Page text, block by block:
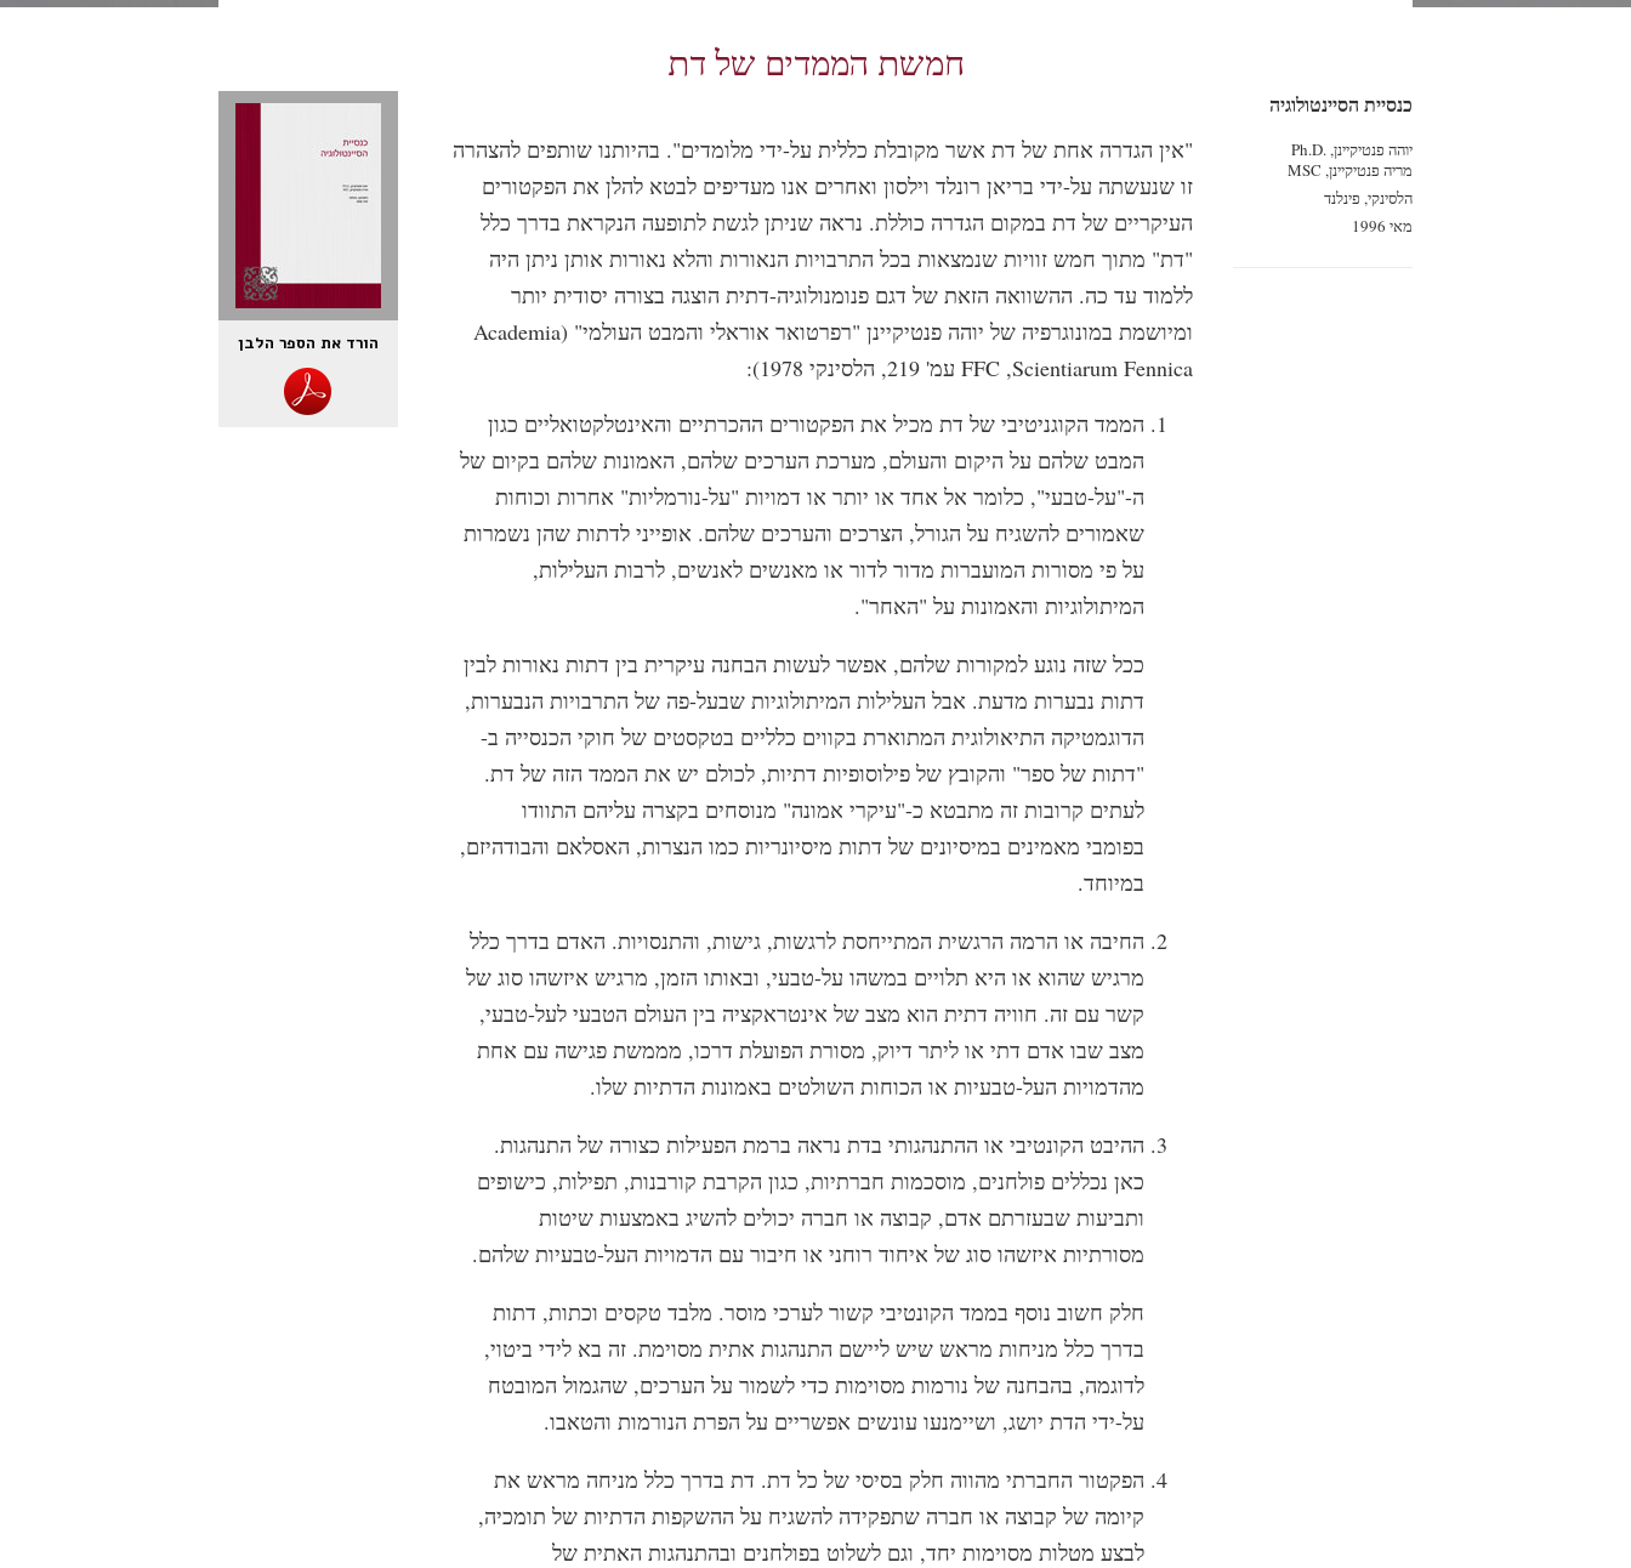
כנסיית הסיינטולוגיה
יוהה פנטיקיינן, Ph.D.‎
מריה פנטיקיינן, MSC
הלסינקי, פינלנד
מאי 1996
חמשת הממדים של דת
"אין הגדרה אחת של דת אשר מקובלת כללית על-ידי מלומדים". בהיותנו שותפים להצהרה
זו שנעשתה על-ידי בריאן רונלד וילסון ואחרים אנו מעדיפים לבטא להלן את הפקטורים
העיקריים של דת במקום הגדרה כוללת. נראה שניתן לגשת לתופעה הנקראת בדרך כלל
"דת" מתוך חמש זוויות שנמצאות בכל התרבויות הנאורות והלא נאורות אותן ניתן היה
ללמוד עד כה. ההשוואה הזאת של דגם פנומנולוגיה-דתית הוצגה בצורה יסודית יותר
ומיושמת במונוגרפיה של יוהה פנטיקיינן "רפרטואר אוראלי והמבט העולמי" (Academia
Scientiarum Fennica,‏ FFC עמ' 219, הלסינקי 1978):
1. הממד הקוגניטיבי של דת מכיל את הפקטורים ההכרתיים והאינטלקטואליים כגון
המבט שלהם על היקום והעולם, מערכת הערכים שלהם, האמונות שלהם בקיום של
ה-"על-טבעי", כלומר אל אחד או יותר או דמויות "על-נורמליות" אחרות וכוחות
שאמורים להשגיח על הגורל, הצרכים והערכים שלהם. אופייני לדתות שהן נשמרות
על פי מסורות המועברות מדור לדור או מאנשים לאנשים, לרבות העלילות,
המיתולוגיות והאמונות על "האחר".
ככל שזה נוגע למקורות שלהם, אפשר לעשות הבחנה עיקרית בין דתות נאורות לבין
דתות נבערות מדעת. אבל העלילות המיתולוגיות שבעל-פה של התרבויות הנבערות,
הדוגמטיקה התיאולוגית המתוארת בקווים כלליים בטקסטים של חוקי הכנסייה ב-
"דתות של ספר" והקובץ של פילוסופיות דתיות, לכולם יש את הממד הזה של דת.
לעתים קרובות זה מתבטא כ-"עיקרי אמונה" מנוסחים בקצרה עליהם התוודו
בפומבי מאמינים במיסיונים של דתות מיסיונריות כמו הנצרות, האסלאם והבודהיזם,
במיוחד.
2. החיבה או הרמה הרגשית המתייחסת לרגשות, גישות, והתנסויות. האדם בדרך כלל
מרגיש שהוא או היא תלויים במשהו על-טבעי, ובאותו הזמן, מרגיש איזשהו סוג של
קשר עם זה. חוויה דתית הוא מצב של אינטראקציה בין העולם הטבעי לעל-טבעי,
מצב שבו אדם דתי או ליתר דיוק, מסורת הפועלת דרכו, מממשת פגישה עם אחת
מהדמויות העל-טבעיות או הכוחות השולטים באמונות הדתיות שלו.
3. ההיבט הקונטיבי או ההתנהגותי בדת נראה ברמת הפעילות כצורה של התנהגות.
כאן נכללים פולחנים, מוסכמות חברתיות, כגון הקרבת קורבנות, תפילות, כישופים
ותביעות שבעזרתם אדם, קבוצה או חברה יכולים להשיג באמצעות שיטות
מסורתיות איזשהו סוג של איחוד רוחני או חיבור עם הדמויות העל-טבעיות שלהם.
חלק חשוב נוסף בממד הקונטיבי קשור לערכי מוסר. מלבד טקסים וכתות, דתות
בדרך כלל מניחות מראש שיש ליישם התנהגות אתית מסוימת. זה בא לידי ביטוי,
לדוגמה, בהבחנה של נורמות מסוימות כדי לשמור על הערכים, שהגמול המובטח
על-ידי הדת יושג, ושיימנעו עונשים אפשריים על הפרת הנורמות והטאבו.
4. הפקטור החברתי מהווה חלק בסיסי של כל דת. דת בדרך כלל מניחה מראש את
קיומה של קבוצה או חברה שתפקידה להשגיח על ההשקפות הדתיות של תומכיה,
לבצע מטלות מסוימות יחד, וגם לשלוט בפולחנים ובהתנהגות האתית של
הורד את הספר הלבן